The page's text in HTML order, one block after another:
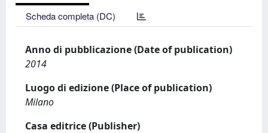
Scheda completa (DC)
Anno di pubblicazione (Date of publication)
2014
Luogo di edizione (Place of publication)
Milano
Casa editrice (Publisher)